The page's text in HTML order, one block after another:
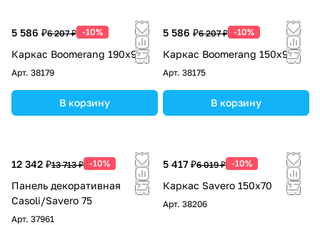
5 586 ₽6 207 ₽ -10%
Каркас Boomerang 190x90*
Арт. 38179
В корзину
5 586 ₽6 207 ₽ -10%
Каркас Boomerang 150x90*
Арт. 38175
В корзину
12 342 ₽13 713 ₽ -10%
Панель декоративная
Casoli/Savero 75
Арт. 37961
5 417 ₽6 019 ₽ -10%
Каркас Savero 150х70
Арт. 38206